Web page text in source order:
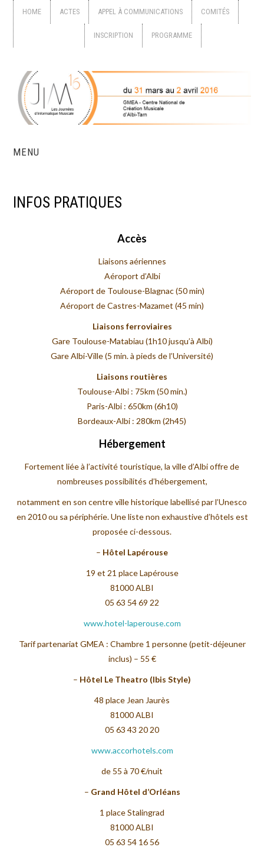
HOME ACTES APPEL À COMMUNICATIONS COMITÉS
INSCRIPTION PROGRAMME
MENU
ACTES
COMMUNICATIONS
COMITÉS
INFOS PRATIQUES
INSCRIPTION
PROGRAMME
INFOS PRATIQUES
Accès
Liaisons aériennes
Aéroport d’Albi
Aéroport de Toulouse-Blagnac (50 min)
Aéroport de Castres-Mazamet (45 min)
Liaisons ferroviaires
Gare Toulouse-Matabiau (1h10 jusqu’à Albi)
Gare Albi-Ville (5 min. à pieds de l’Université)
Liaisons routières
Toulouse-Albi : 75km (50 min.)
Paris-Albi : 650km (6h10)
Bordeaux-Albi : 280km (2h45)
Hébergement
Fortement liée à l’activité touristique, la ville d’Albi offre de
nombreuses possibilités d’hébergement,
notamment en son centre ville historique labellisé par l’Unesco
en 2010 ou sa périphérie. Une liste non exhaustive d’hôtels est
proposée ci-dessous.
– Hôtel Lapérouse
19 et 21 place Lapérouse
81000 ALBI
05 63 54 69 22
www.hotel-laperouse.com
Tarif partenariat GMEA : Chambre 1 personne (petit-déjeuner
inclus) – 55 €
– Hôtel Le Theatro (Ibis Style)
48 place Jean Jaurès
81000 ALBI
05 63 43 20 20
www.accorhotels.com
de 55 à 70 €/nuit
– Grand Hôtel d’Orléans
1 place Stalingrad
81000 ALBI
05 63 54 16 56